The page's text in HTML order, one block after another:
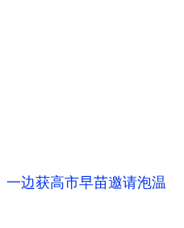
边获高市早苗邀请泡温